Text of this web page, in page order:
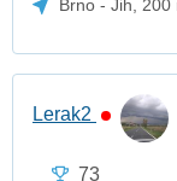
Brno - Jih, 200
Lerak2
73